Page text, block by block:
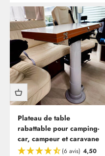
Plateau de table
rabattable pour camping-
car, campeur et caravane
(6 avis) 4,50